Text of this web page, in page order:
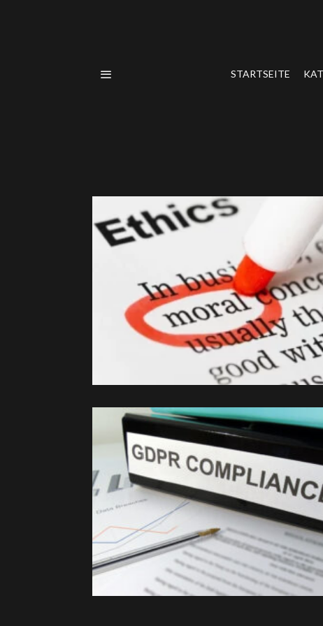
STARTSEITE